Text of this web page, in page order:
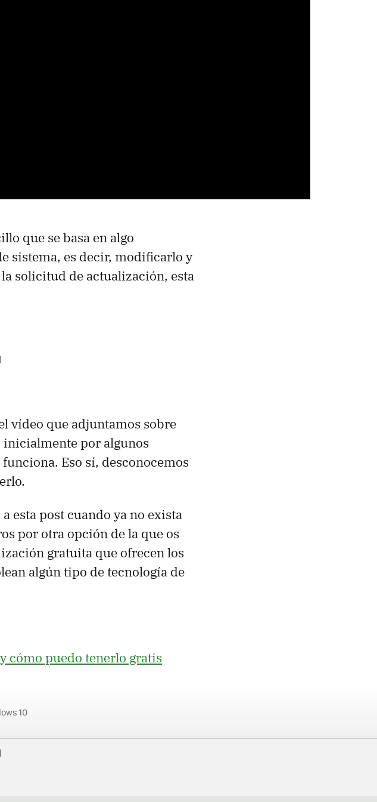
que se basa en algo
sistema, es decir, modificarlo y
solicitud de actualización, esta
vídeo que adjuntamos sobre
inicialmente por algunos
Eso sí, desconocemos
esta post cuando ya no exista
por otra opción de la que os
gratuita que ofrecen los
algún tipo de tecnología de
cómo puedo tenerlo gratis
10